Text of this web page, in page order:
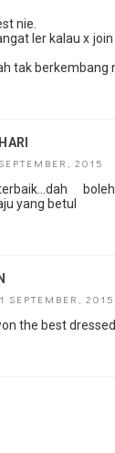
nie.
ler kalau x
tak berkembang
2015
yang betul
SEPTEMBER, 2015
the best